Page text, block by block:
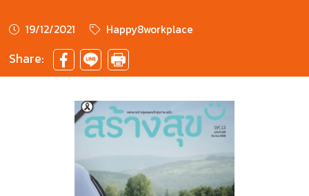
19/12/2021 Happy8workplace
Share: